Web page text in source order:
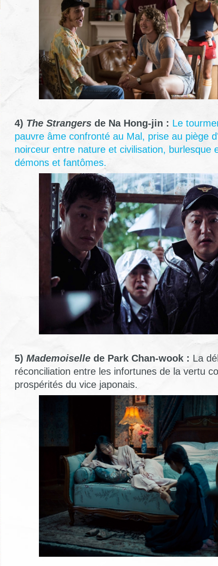
4) The Strangers de Na Hong-jin : Le
pauvre âme confronté au Mal, prise au piège
noirceur entre nature et civilisation, burlesque
démons et fantômes.
5) Mademoiselle de Park Chan-wook : La
réconciliation entre les infortunes de la vertu
prospérités du vice japonais.